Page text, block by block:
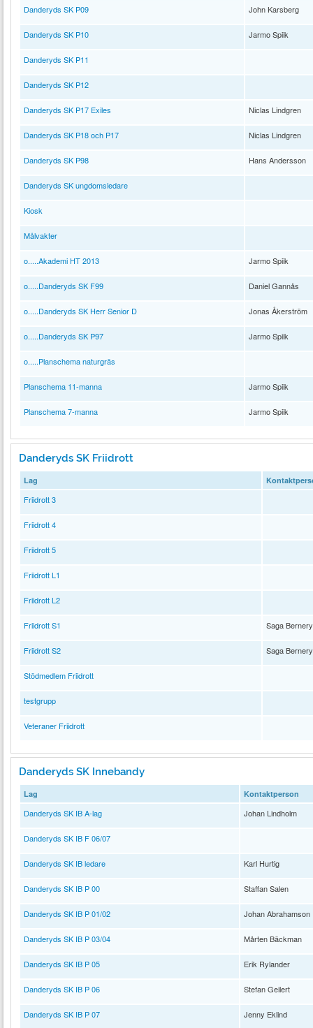
Danderyds SK P09 John Karsberg
Danderyds SK P10 Jarmo Spiik
Danderyds SK P11
Danderyds SK P12
Danderyds SK P17 Exiles Niclas Lindgren
Danderyds SK P18 och P17 Niclas Lindgren
Danderyds SK P98 Hans Andersson
Danderyds SK ungdomsledare
Kiosk
Målvakter
o.....Akademi HT 2013 Jarmo Spiik
o.....Danderyds SK F99 Daniel Gannås
o.....Danderyds SK Herr Senior D Jonas Åkerström
o.....Danderyds SK P97 Jarmo Spiik
o.....Planschema naturgräs
Planschema 11-manna Jarmo Spiik
Planschema 7-manna Jarmo Spiik
Danderyds SK Friidrott
Lag
Friidrott 3
Friidrott 4
Friidrott 5
Friidrott L1
Friidrott L2
Friidrott S1 Saga
Friidrott S2 Saga
Stödmedlem Friidrott
testgrupp
Veteraner Friidrott
Danderyds SK Innebandy
Lag Kontaktperson
Danderyds SK IB A-lag Johan Lindholm
Danderyds SK IB F 06/07
Danderyds SK IB ledare Karl Hurtig
Danderyds SK IB P 00 Staffan Salen
Danderyds SK IB P 01/02 Johan Abrahamson
Danderyds SK IB P 03/04 Mårten Bäckman
Danderyds SK IB P 05 Erik Rylander
Danderyds SK IB P 06 Stefan Geilert
Danderyds SK IB P 07 Jenny Eklind